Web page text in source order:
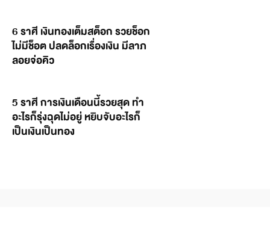
6 ราศี เงินทองเต็มสต็อก รวยช็อก
ไม่มีช็อต ปลดล็อกเรื่องเงิน มีลาภ
ลอยจ่อคิว
5 ราศี การเงินเดือนนี้รวยสุด ทำ
อะไรก็รุ่งฉุดไม่อยู่ หยิบจับอะไรก็
เป็นเงินเป็นทอง